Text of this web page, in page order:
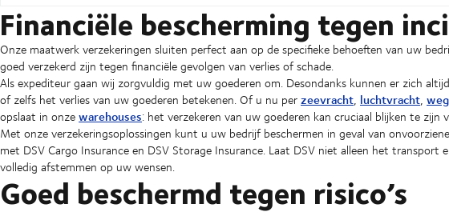
Financiële bescherming tegen
Onze maatwerk verzekeringen sluiten perfect aan op de specifieke behoeften van uw
goed verzekerd zijn tegen financiële gevolgen van verlies of schade.
Als expediteur gaan wij zorgvuldig met uw goederen om. Desondanks kunnen er zich
of zelfs het verlies van uw goederen betekenen. Of u nu perzeevracht, luchtvracht,
opslaat in onzewarehouses: het verzekeren van uw goederen kan cruciaal blijken te
Met onze verzekeringsoplossingen kunt u uw bedrijf beschermen in geval van
met DSV Cargo Insurance en DSV Storage Insurance. Laat DSV niet alleen het transport
volledig afstemmen op uw wensen.
Goed beschermd tegen risico’s